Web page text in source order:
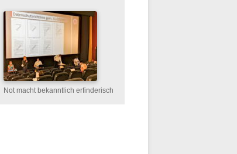
Not macht bekanntlich erfinderisch